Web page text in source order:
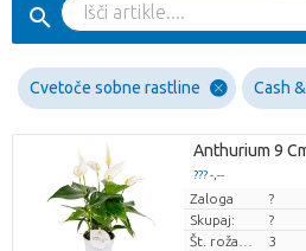
Cvetoče sobne rastline Cash
Anthurium 9
??? -,--
Cena za kos
Zaloga ?
Skupaj:
?
3